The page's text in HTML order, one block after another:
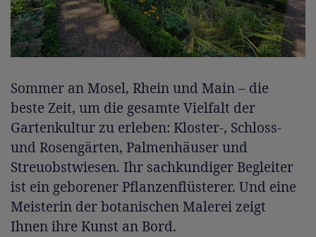
Sommer an Mosel, Rhein und Main – die
beste Zeit, um die gesamte Vielfalt der
Gartenkultur zu erleben: Kloster-, Schloss-
und Rosengärten, Palmenhäuser und
Streuobstwiesen. Ihr sachkundiger Begleiter
ist ein geborener Pflanzenflüsterer. Und eine
Meisterin der botanischen Malerei zeigt
Ihnen ihre Kunst an Bord.